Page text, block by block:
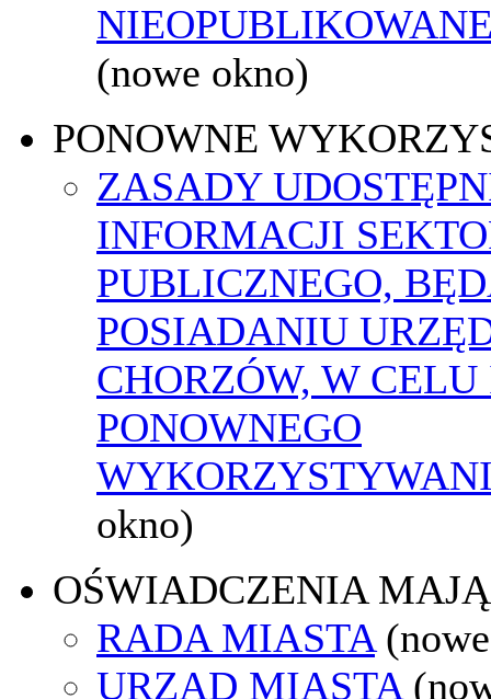
(nowe okno)
PONOWNE
ZASADY
INFORMACJI
PUBLICZNEGO,
POSIADANIU
CHORZÓW, W
PONOWNEGO
okno)
OŚWIADCZENIA
RADA MIASTA
URZĄD MIASTA